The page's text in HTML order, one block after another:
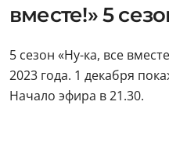
вместе!» 5
5 сезон «Ну-ка, все
2023 года. 1 декабря
Начало эфира в 21.30.